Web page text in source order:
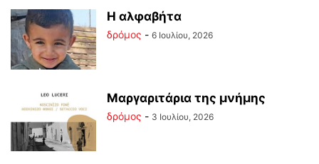
Η αλφαβήτα
δρόμος - 6 Ιουλίου, 2026
Μαργαριτάρια της μνήμης
δρόμος - 3 Ιουλίου, 2026